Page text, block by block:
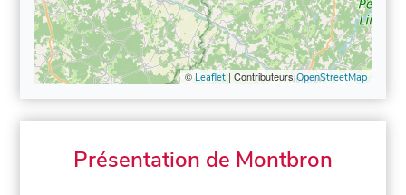
© Leaflet| ContributeursOpenStreetMap
Présentation de Montbron